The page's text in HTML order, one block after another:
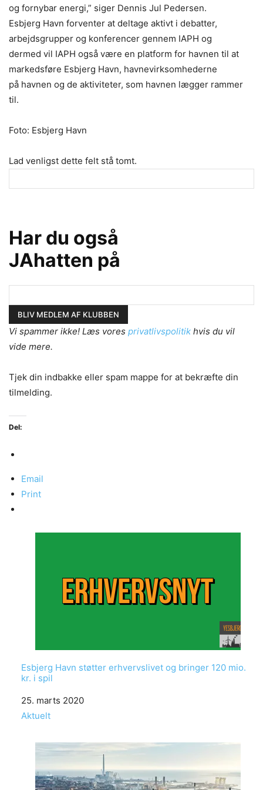
og fornybar energi,” siger Dennis Jul Pedersen.
Esbjerg Havn forventer at deltage aktivt i debatter,
arbejdsgrupper og konferencer gennem IAPH og
dermed vil IAPH også være en platform for havnen til at
markedsføre Esbjerg Havn, havnevirksomhederne
på havnen og de aktiviteter, som havnen lægger rammer
til.
Foto: Esbjerg Havn
Lad venligst dette felt stå tomt.
Har du også
JAhatten på
Vi spammer ikke! Læs vores privatlivspolitik hvis du vil
vide mere.
Tjek din indbakke eller spam mappe for at bekræfte din
tilmelding.
Del:
Email
Print
Esbjerg Havn støtter erhvervslivet og bringer 120 mio.
kr. i spil
Date
25. marts 2020
In relation to
Aktuelt